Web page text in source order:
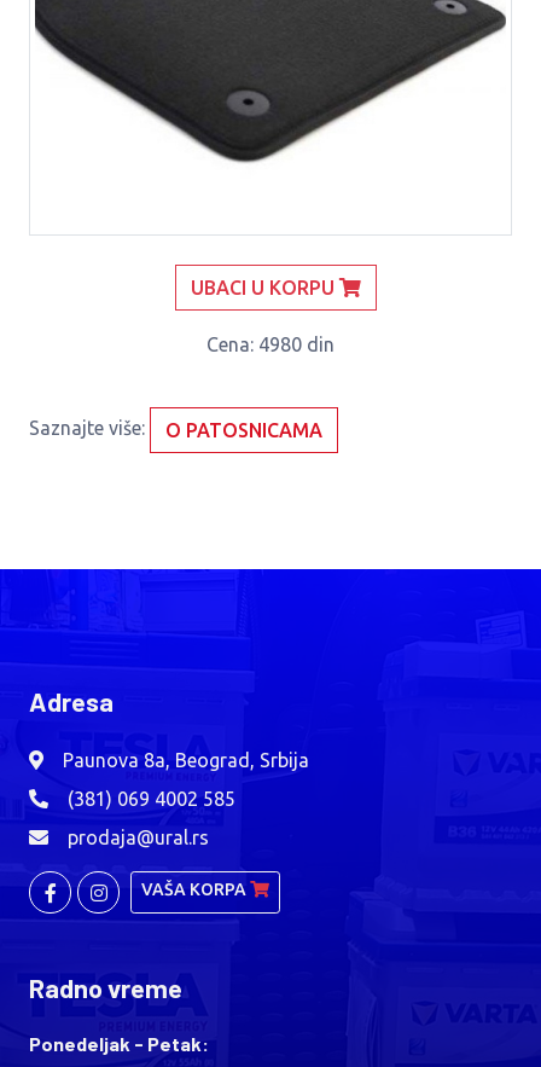
UBACI U KORPU
Cena: 4980 din
Saznajte više: O PATOSNICAMA
Adresa
Paunova 8a, Beograd, Srbija
(381) 069 4002 585
prodaja@ural.rs
VAŠA KORPA
Radno vreme
Ponedeljak - Petak: